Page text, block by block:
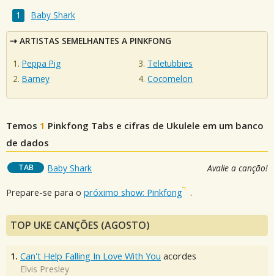
Baby Shark
ARTISTAS SEMELHANTES A PINKFONG
Peppa Pig
Barney
Teletubbies
Cocomelon
Temos 1 Pinkfong Tabs e cifras de Ukulele em um banco
de dados
TAB Baby Shark Avalie a canção!
Prepare-se para o próximo show: Pinkfong .
TOP UKE CANÇÕES (AGOSTO)
1. Can't Help Falling In Love With You acordes
Elvis Presley